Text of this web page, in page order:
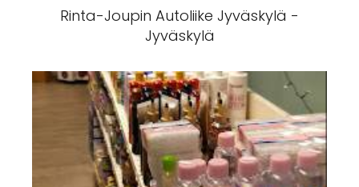
Rinta-Joupin Autoliike Jyväskylä -
Jyväskylä